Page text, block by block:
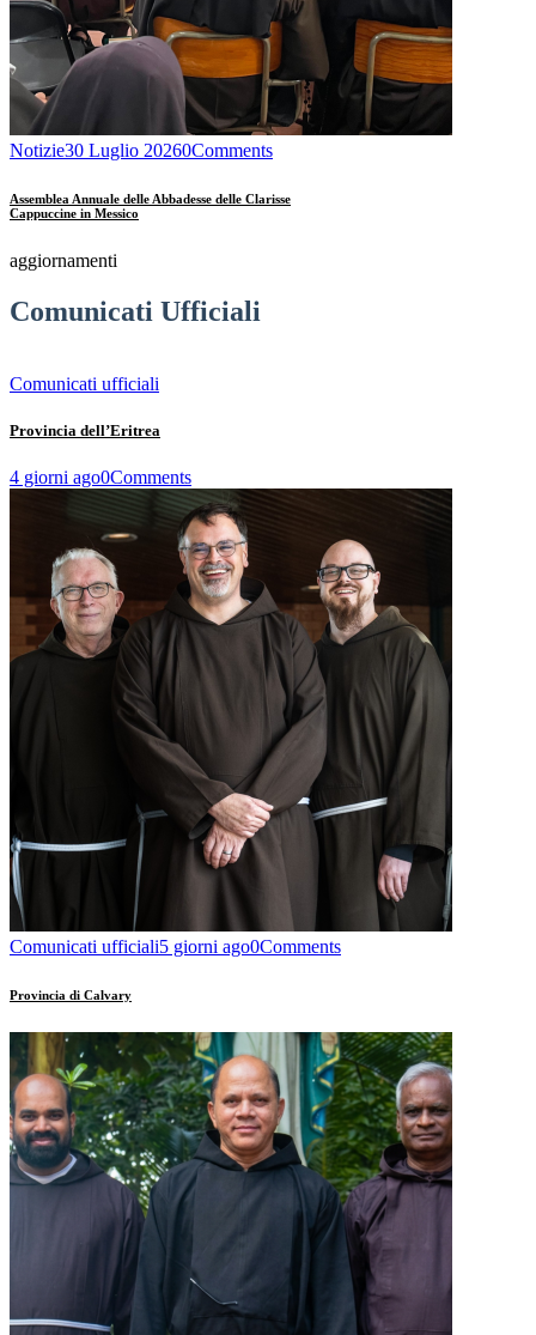
Notizie30 Luglio 20260Comments
Assemblea Annuale delle Abbadesse delle Clarisse
Cappuccine in Messico
aggiornamenti
Comunicati Ufficiali
Comunicati ufficiali
Provincia dell’Eritrea
4 giorni ago0Comments
Comunicati ufficiali5 giorni ago0Comments
Provincia di Calvary